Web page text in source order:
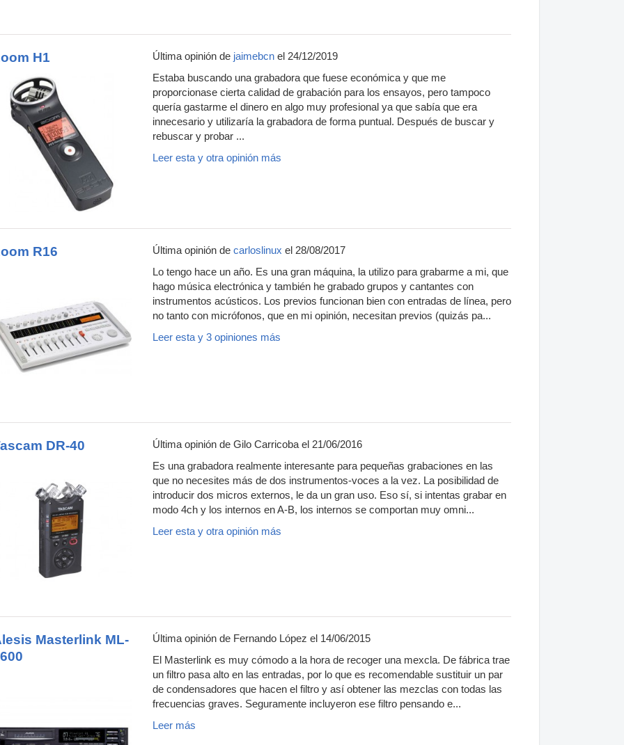
H1 Última opinión de jaimebcn el 24/12/2019
Estaba buscando una grabadora que fuese económica y que me
proporcionase cierta calidad de grabación para los ensayos, pero tampoco
quería gastarme el dinero en algo muy profesional ya que sabía que era
innecesario y utilizaría la grabadora de forma puntual. Después de buscar y
rebuscar y probar ...
Leer esta y otra opinión más
R16 Última opinión de carloslinux el 28/08/2017
Lo tengo hace un año. Es una gran máquina, la utilizo para grabarme a mi, que
hago música electrónica y también he grabado grupos y cantantes con
instrumentos acústicos. Los previos funcionan bien con entradas de línea, pero
no tanto con micrófonos, que en mi opinión, necesitan previos (quizás pa...
Leer esta y 3 opiniones más
DR-40 Última opinión de Gilo Carricoba el 21/06/2016
Es una grabadora realmente interesante para pequeñas grabaciones en las
que no necesites más de dos instrumentos-voces a la vez. La posibilidad de
introducir dos micros externos, le da un gran uso. Eso sí, si intentas grabar en
modo 4ch y los internos en A-B, los internos se comportan muy omni...
Leer esta y otra opinión más
Masterlink ML-
Última opinión de Fernando López el 14/06/2015
El Masterlink es muy cómodo a la hora de recoger una mexcla. De fábrica trae
un filtro pasa alto en las entradas, por lo que es recomendable sustituir un par
de condensadores que hacen el filtro y así obtener las mezclas con todas las
frecuencias graves. Seguramente incluyeron ese filtro pensando e...
Leer más